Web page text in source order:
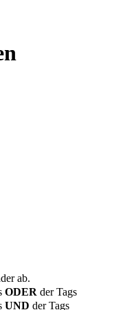
ab.
ODER der Tags
UND der Tags